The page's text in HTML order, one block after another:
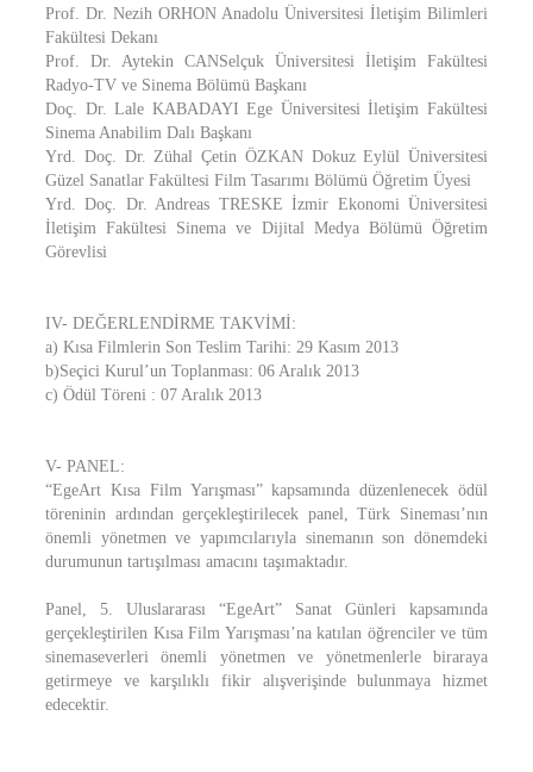
Prof. Dr. Nezih ORHON Anadolu Üniversitesi İletişim Bilimleri
Fakültesi Dekanı
Prof. Dr. Aytekin CANSelçuk Üniversitesi İletişim Fakültesi
Radyo-TV ve Sinema Bölümü Başkanı
Doç. Dr. Lale KABADAYI Ege Üniversitesi İletişim Fakültesi
Sinema Anabilim Dalı Başkanı
Yrd. Doç. Dr. Zühal Çetin ÖZKAN Dokuz Eylül Üniversitesi
Güzel Sanatlar Fakültesi Film Tasarımı Bölümü Öğretim Üyesi
Yrd. Doç. Dr. Andreas TRESKE İzmir Ekonomi Üniversitesi
İletişim Fakültesi Sinema ve Dijital Medya Bölümü Öğretim
Görevlisi
IV- DEĞERLENDİRME TAKVİMİ:
a) Kısa Filmlerin Son Teslim Tarihi: 29 Kasım 2013
b)Seçici Kurul’un Toplanması: 06 Aralık 2013
c) Ödül Töreni : 07 Aralık 2013
V- PANEL:
“EgeArt Kısa Film Yarışması” kapsamında düzenlenecek ödül
töreninin ardından gerçekleştirilecek panel, Türk Sineması’nın
önemli yönetmen ve yapımcılarıyla sinemanın son dönemdeki
durumunun tartışılması amacını taşımaktadır.
Panel, 5. Uluslararası “EgeArt” Sanat Günleri kapsamında
gerçekleştirilen Kısa Film Yarışması’na katılan öğrenciler ve tüm
sinemaseverleri önemli yönetmen ve yönetmenlerle biraraya
getirmeye ve karşılıklı fikir alışverişinde bulunmaya hizmet
edecektir.